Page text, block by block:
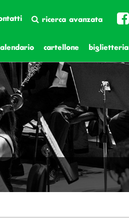
ricerca avanzata
cartellone biglietteria